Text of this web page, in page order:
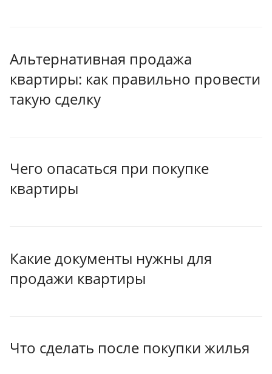
Альтернативная продажа
квартиры: как правильно провести
такую сделку
Чего опасаться при покупке
квартиры
Какие документы нужны для
продажи квартиры
Что сделать после покупки жилья